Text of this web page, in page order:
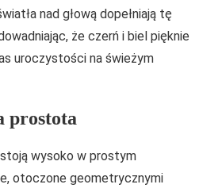
nad głową dopełniają tę
że czerń i biel pięknie
uroczystości na świeżym
prostota
wysoko w prostym
otoczone geometrycznymi